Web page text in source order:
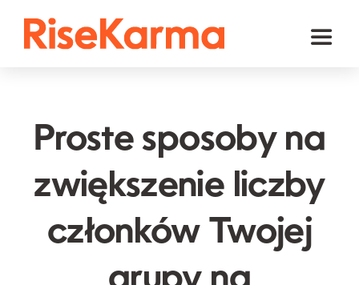
Toggle
TikTok
YouTube
Twitter (𝕏)
Proste sposoby na
zwiększenie liczby
członków Twojej